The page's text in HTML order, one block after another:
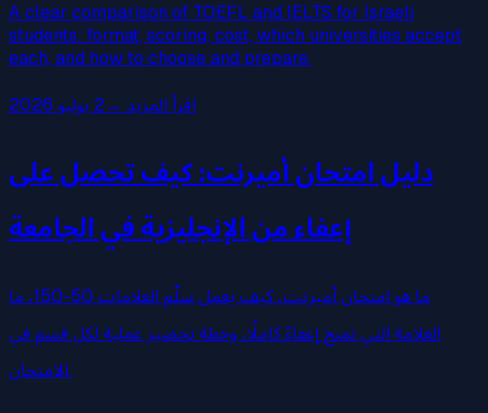
A clear comparison of TOEFL and IELTS for Israeli
students: format, scoring, cost, which universities accept
each, and how to choose and prepare.
اقرأ المزيد →2 يوليو 2026
دليل امتحان أميرنت: كيف تحصل على
إعفاء من الإنجليزية في الجامعة
ما هو امتحان أميرنت، كيف يعمل سلّم العلامات 50-150، ما
العلامة التي تمنح إعفاءً كاملًا، وخطة تحضير عملية لكل قسم في
الامتحان.